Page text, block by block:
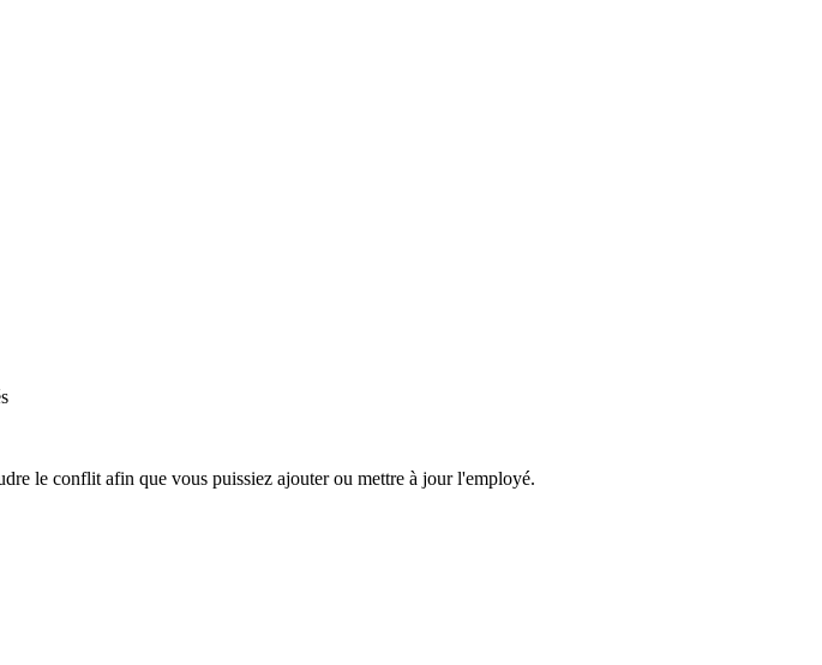
le conflit afin que vous puissiez ajouter ou mettre à jour l'employé.